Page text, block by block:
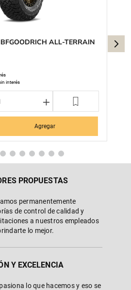
ALL-TERRAIN
interés
＋
Agregar
PROPUESTAS
permanentemente
de control de calidad y
a nuestros empleados
lo mejor.
Y EXCELENCIA
lo que hacemos y eso se